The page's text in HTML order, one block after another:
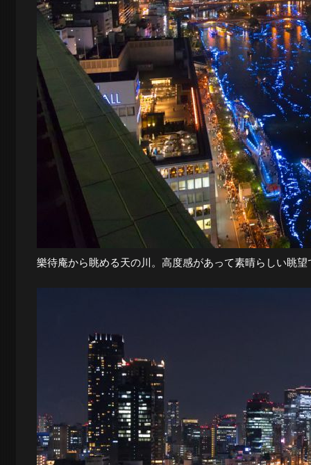
阪
の
夜
景
と
風
樂待庵から眺める天の川。高度感があって素晴らしい眺望